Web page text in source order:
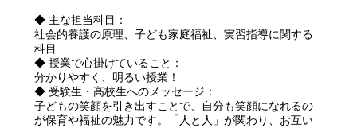
◆ 主な担当科目：
社会的養護の原理、子ども家庭福祉、実習指導に関する
科目
◆ 授業で心掛けていること：
分かりやすく、明るい授業！
◆ 受験生・高校生へのメッセージ：
子どもの笑顔を引き出すことで、自分も笑顔になれるの
が保育や福祉の魅力です。「人と人」が関わり、お互い